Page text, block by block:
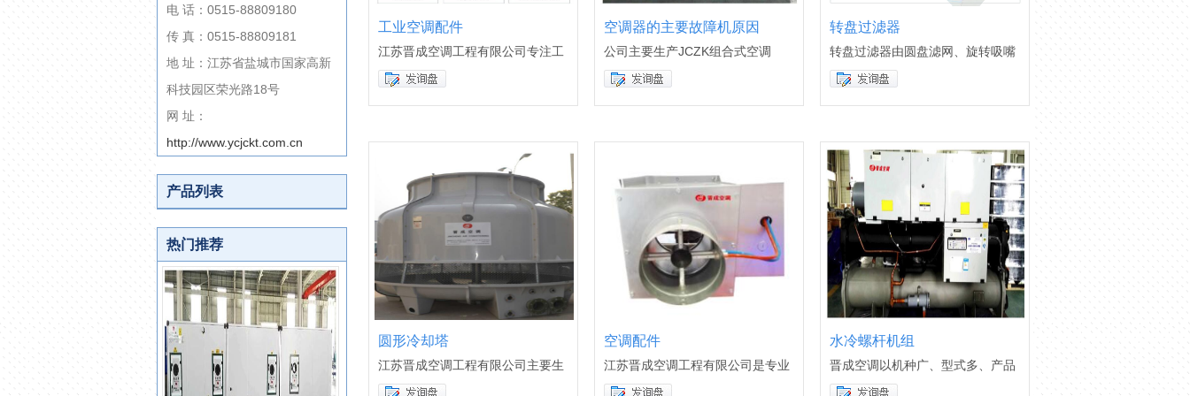
电 话：0515-88809180
传 真：0515-88809181
地 址：江苏省盐城市国家高新
科技园区荣光路18号
网 址：
http://www.ycjckt.com.cn
产品列表
热门推荐
工业空调配件
江苏晋成空调工程有限公司专注工
空调器的主要故障机原因
公司主要生产JCZK组合式空调
转盘过滤器
转盘过滤器由圆盘滤网、旋转吸嘴
圆形冷却塔
江苏晋成空调工程有限公司主要生
空调配件
江苏晋成空调工程有限公司是专业
水冷螺杆机组
晋成空调以机种广、型式多、产品